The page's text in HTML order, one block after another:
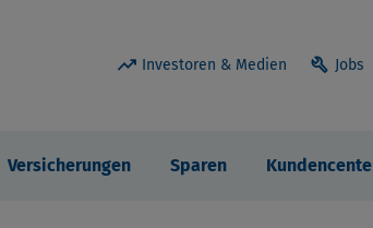
trending_up Investoren & Medien build Jobs
Versicherungen Sparen